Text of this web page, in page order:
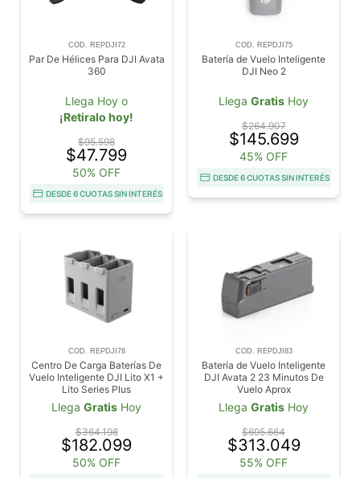
COD. REPDJI72
Par De Hélices Para DJI Avata
360
Llega Hoy o
¡Retiralo hoy!
$95.598
$47.799
50% OFF
DESDE 6 CUOTAS SIN INTERÉS
COD. REPDJI75
Batería de Vuelo Inteligente
DJI Neo 2
Llega Gratis Hoy
$264.907
$145.699
45% OFF
DESDE 6 CUOTAS SIN INTERÉS
COD. REPDJI78
Centro De Carga Baterías De
Vuelo Inteligente DJI Lito X1 +
Lito Series Plus
Llega Gratis Hoy
$364.198
$182.099
50% OFF
COD. REPDJI83
Batería de Vuelo Inteligente
DJI Avata 2 23 Minutos De
Vuelo Aprox
Llega Gratis Hoy
$695.664
$313.049
55% OFF